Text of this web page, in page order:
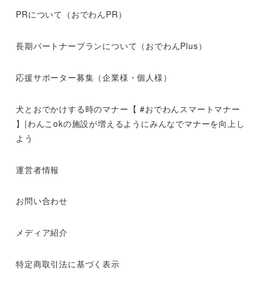
PRについて（おでわんPR）
長期パートナープランについて（おでわんPlus）
応援サポーター募集（企業様・個人様）
犬とおでかけする時のマナー【 #おでわんスマートマナー
】|わんこokの施設が増えるようにみんなでマナーを向上し
よう
運営者情報
お問い合わせ
メディア紹介
特定商取引法に基づく表示